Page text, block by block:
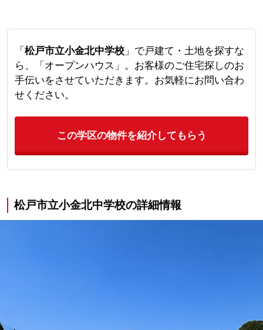
「 松戸市立小金北中学校」で戸建て・土地を探すな
ら、「オープンハウス」。お客様のご住宅探しのお
手伝いをさせていただきます。お気軽にお問い合わ
せください。
この学区の物件を紹介してもらう
松戸市立小金北中学校の詳細情報